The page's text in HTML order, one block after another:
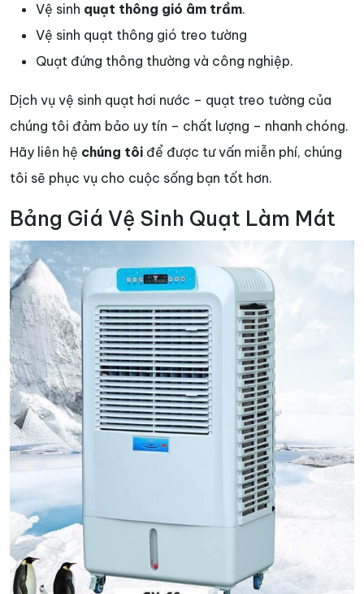
Vệ sinh quạt thông gió âm trầm.
Vệ sinh quạt thông gió treo tường
Quạt đứng thông thường và công nghiệp.
Dịch vụ vệ sinh quạt hơi nước – quạt treo tường của
chúng tôi đảm bảo uy tín – chất lượng – nhanh chóng.
Hãy liên hệ chúng tôi để được tư vấn miễn phí, chúng
tôi sẽ phục vụ cho cuộc sống bạn tốt hơn.
Bảng Giá Vệ Sinh Quạt Làm Mát